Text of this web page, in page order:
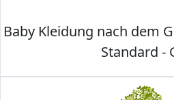
Baby Kleidung nach dem
Standard -